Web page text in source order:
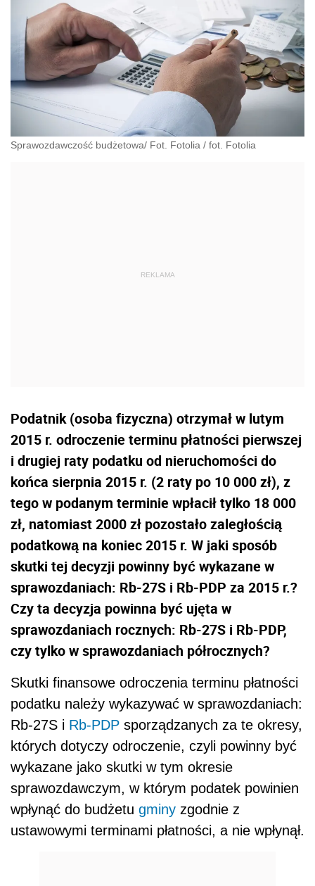
Sprawozdawczość budżetowa/ Fot. Fotolia / fot. Fotolia
Podatnik (osoba fizyczna) otrzymał w lutym
2015 r. odroczenie terminu płatności pierwszej
i drugiej raty podatku od nieruchomości do
końca sierpnia 2015 r. (2 raty po 10 000 zł), z
tego w podanym terminie wpłacił tylko 18 000
zł, natomiast 2000 zł pozostało zaległością
podatkową na koniec 2015 r. W jaki sposób
skutki tej decyzji powinny być wykazane w
sprawozdaniach: Rb-27S i Rb-PDP za 2015 r.?
Czy ta decyzja powinna być ujęta w
sprawozdaniach rocznych: Rb-27S i Rb-PDP,
czy tylko w sprawozdaniach półrocznych?
Skutki finansowe odroczenia terminu płatności
podatku należy wykazywać w sprawozdaniach:
Rb-27S i Rb-PDP sporządzanych za te okresy,
których dotyczy odroczenie, czyli powinny być
wykazane jako skutki w tym okresie
sprawozdawczym, w którym podatek powinien
wpłynąć do budżetu gminy zgodnie z
ustawowymi terminami płatności, a nie wpłynął.